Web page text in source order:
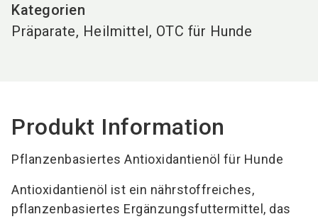
Kategorien
Präparate, Heilmittel, OTC für Hunde
Produkt Information
Pflanzenbasiertes Antioxidantienöl für Hunde
Antioxidantienöl ist ein nährstoffreiches,
pflanzenbasiertes Ergänzungsfuttermittel, das